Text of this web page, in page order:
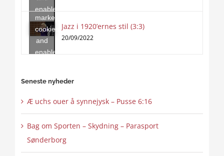
enable
this
content
accept
marketing
cookies
and
enable
Jazz i 1920’ernes stil (3:3)
20/09/2022
Seneste nyheder
Æ uchs ouer å synnejysk – Pusse 6:16
Bag om Sporten – Skydning – Parasport
Sønderborg